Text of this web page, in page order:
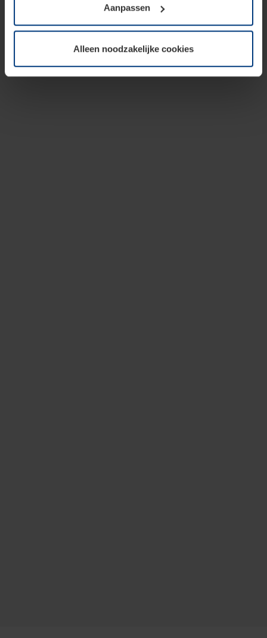
soorten cookies is uw toestemming benodigd. Uw
toestemming kunt u op elk moment bij de uitleg van de
wijzigen of herroepen.
Aanpassen
Alleen noodzakelijke cookies